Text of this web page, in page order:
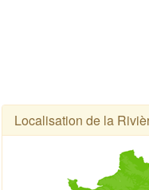
Localisation de la